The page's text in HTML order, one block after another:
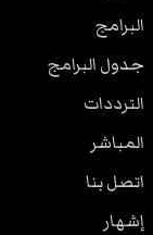
البرامج
جدول البرامج
الترددات
المباشر
اتصل بنا
إشهار